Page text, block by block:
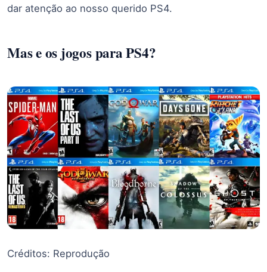
dar atenção ao nosso querido PS4.
Mas e os jogos para PS4?
Créditos: Reprodução